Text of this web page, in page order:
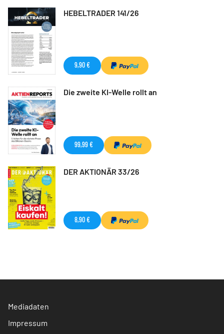
HEBELTRADER 141/26
9,90 €
Die zweite KI-Welle rollt an
99,99 €
DER AKTIONÄR 33/26
8,90 €
Mediadaten
Impressum